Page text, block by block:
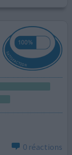
0 réactions